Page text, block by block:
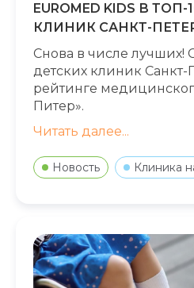
EUROMED KIDS В
КЛИНИК САНКТ-
Снова в числе лучших!
детских клиник Санкт-
рейтинге
Питер».
Читать далее...
Новость Клиника